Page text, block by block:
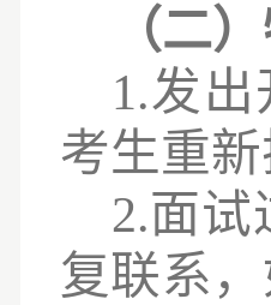
（二
1.发
考生重新
2.面
复联系